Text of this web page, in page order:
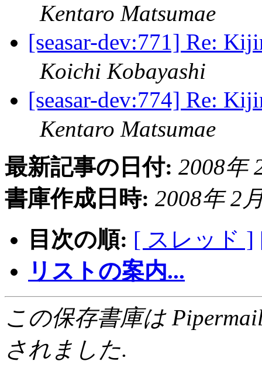
Kentaro Matsumae
[seasar-dev:771] Re:
Koichi Kobayashi
[seasar-dev:774] Re:
Kentaro Matsumae
最新記事の日付: 2008年
書庫作成日時: 2008年 2
目次の順: [ スレッド ]
リストの案内...
この保存書庫は
されました.